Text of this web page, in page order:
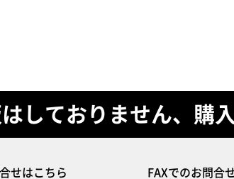
しておりません、購
せはこちら FAXでのお問合